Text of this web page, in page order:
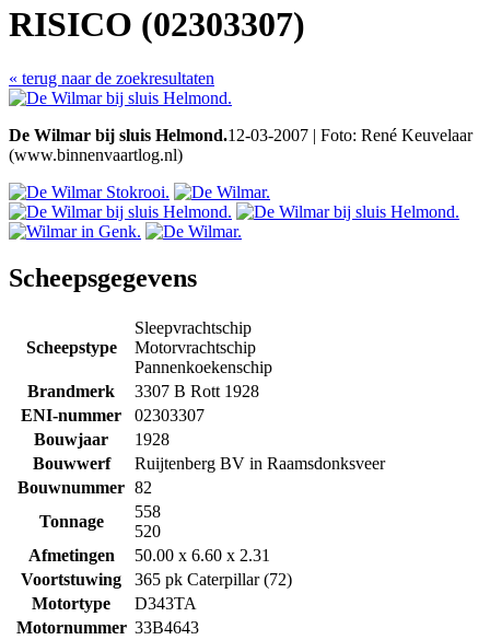
RISICO (02303307)
« terug naar de zoekresultaten
De Wilmar bij sluis Helmond.12-03-2007 | Foto: René Keuvelaar
(www.binnenvaartlog.nl)
Scheepsgegevens
Scheepstype
Sleepvrachtschip
Motorvrachtschip
Pannenkoekenschip
Brandmerk
3307 B Rott 1928
ENI-nummer
02303307
Bouwjaar
1928
Bouwwerf
Ruijtenberg BV in Raamsdonksveer
Bouwnummer 82
Tonnage
558
520
Afmetingen
50.00 x 6.60 x 2.31
Voortstuwing
365 pk Caterpillar (72)
Motortype
D343TA
Motornummer 33B4643